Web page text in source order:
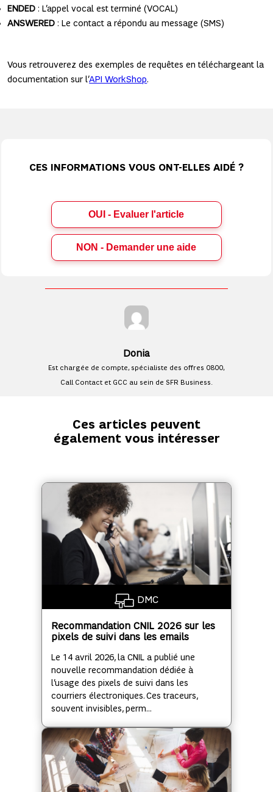
ENDED: L’appel vocal est terminé (VOCAL)
ANSWERED: Le contact a répondu au message (SMS)
Vous retrouverez des exemples de requêtes en téléchargeant la
documentation sur l’API WorkShop.
CES INFORMATIONS VOUS ONT-ELLES AIDÉ ?
OUI - Evaluer l'article
Donia
Est chargée de compte, spécialiste des offres 0800,
Call Contact et GCC au sein de SFR Business.
Ces articles peuvent
également vous intéresser
DMC
Recommandation CNIL 2026 sur les
pixels de suivi dans les emails
Le 14 avril 2026, la CNIL a publié une
nouvelle recommandation dédiée à
l’usage des pixels de suivi dans les
courriers électroniques. Ces traceurs,
souvent invisibles, perm...